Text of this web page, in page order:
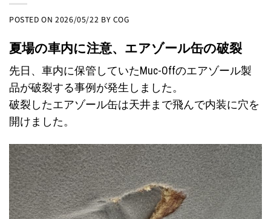
POSTED ON2026/05/22 BY COG
夏場の車内に注意、エアゾール缶の破裂
先日、車内に保管していたMuc-Offのエアゾール製
品が破裂する事例が発生しました。
破裂したエアゾール缶は天井まで飛んで内装に穴を
開けました。